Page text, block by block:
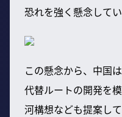
恐れを強く懸念してい
この懸念から、中国
代替ルートの開発を
河構想なども提案し